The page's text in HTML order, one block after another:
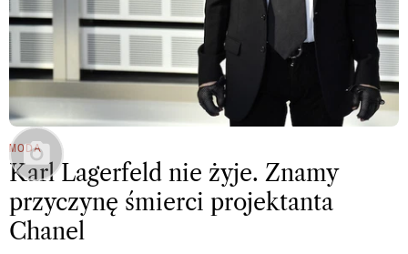
MODA
Karl Lagerfeld nie żyje. Znamy
przyczynę śmierci projektanta
Chanel